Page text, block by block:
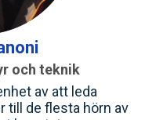
och teknik
av att leda
till de flesta hörn av